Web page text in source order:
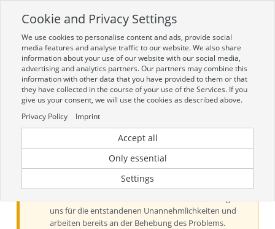
Zur mobilen Kompaktversion (Login erforderlich)
Toggle
navigation
Aktueller Hinweis zur Preis- und
Verfügbarkeitsanzeige
Liebe Kundinnen und Kunden, derzeit kann es bei der
Preis- und Verfügbarkeitsanzeige aus technischen
uns für die entstandenen Unannehmlichkeiten und
arbeiten bereits an der Behebung des Problems.
Cookie and Privacy Settings
We use cookies to personalise content and ads, provide social
media features and analyse traffic to our website. We also share
information about your use of our website with our social media,
advertising and analytics partners. Our partners may combine this
information with other data that you have provided to them or that
they have collected in the course of your use of the Services. If you
give us your consent, we will use the cookies as described above.
Privacy Policy
Imprint
Accept all
Only essential
Settings